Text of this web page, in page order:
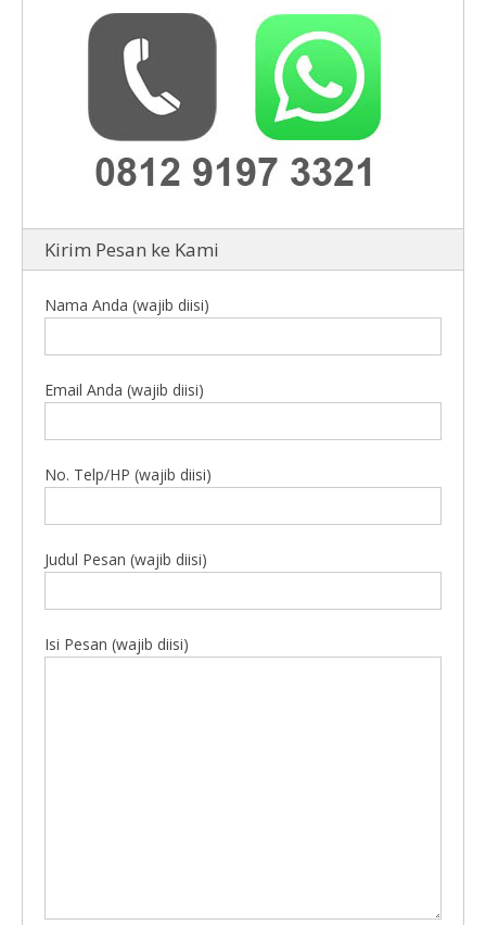
Kirim Pesan ke Kami
Nama Anda (wajib diisi)
Email Anda (wajib diisi)
No. Telp/HP (wajib diisi)
Judul Pesan (wajib diisi)
Isi Pesan (wajib diisi)